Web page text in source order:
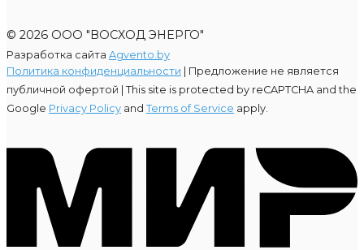
© 2026 ООО "ВОСХОД ЭНЕРГО"
Разработка сайта Agvento.by
Политика конфиденциальности | Предложение не является
публичной офертой | This site is protected by reCAPTCHA and the
Google Privacy Policy and Terms of Service apply.